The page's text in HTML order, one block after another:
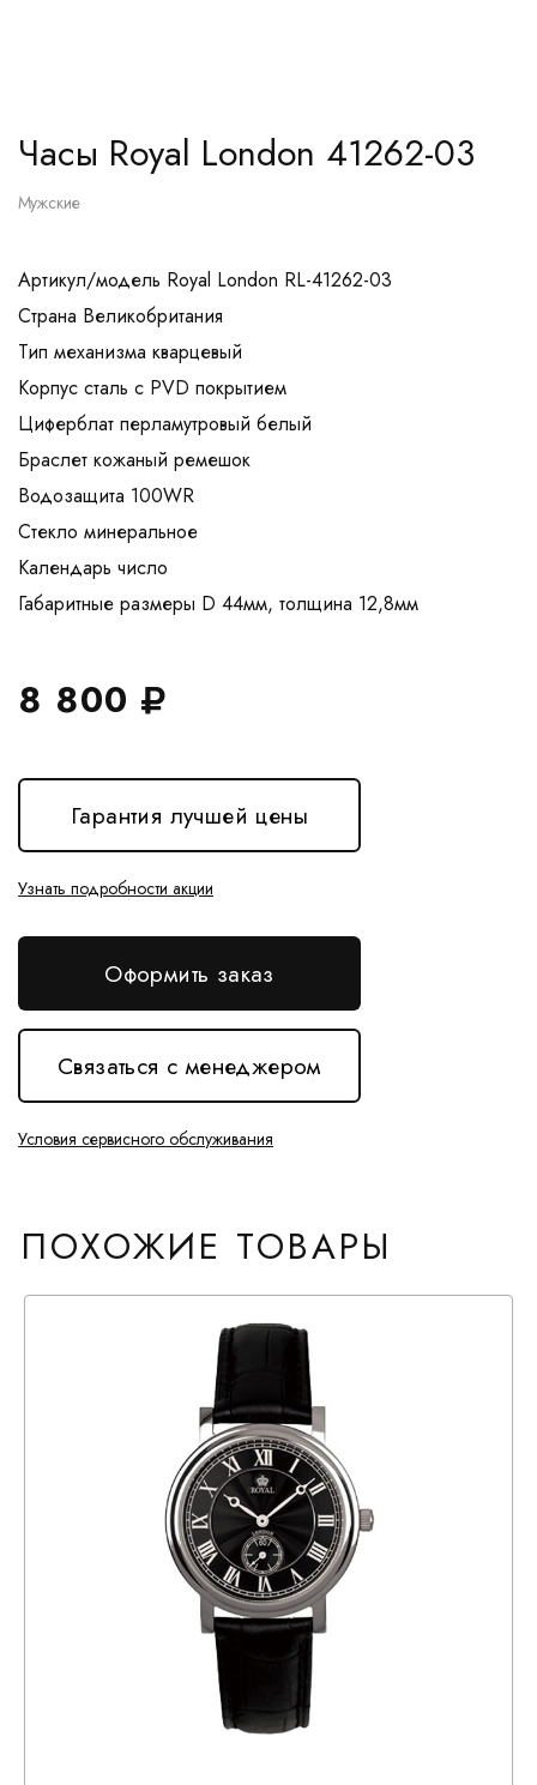
Часы Royal London 41262-03
Мужские
Артикул/модель Royal London RL-41262-03
Страна Великобритания
Тип механизма кварцевый
Корпус сталь с PVD покрытием
Циферблат перламутровый белый
Браслет кожаный ремешок
Водозащита 100WR
Стекло минеральное
Календарь число
8 800
Гарантия лучшей цены
Узнать подробности акции
Оформить заказ
Связаться с менеджером
Условия сервисного обслуживания
ПОХОЖИЕ ТОВАРЫ